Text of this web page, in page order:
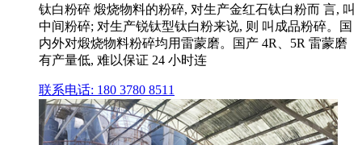
钛白粉碎 煅烧物料的粉碎, 对生产金红石钛白粉而 言, 叫
中间粉碎; 对生产锐钛型钛白粉来说, 则 叫成品粉碎。国
内外对煅烧物料粉碎均用雷蒙磨。国产 4R、5R 雷蒙磨
有产量低, 难以保证 24 小时连
联系电话: 180 3780 8511